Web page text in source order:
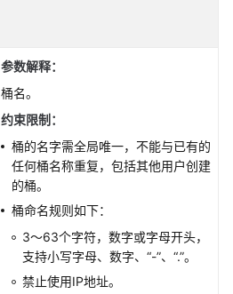
参数解释：
桶名。
约束限制：
桶的名字需全局唯一，不能与已有的
任何桶名称重复，包括其他用户创建
的桶。
桶命名规则如下：
3～63个字符，数字或字母开头，
支持小写字母、数字、“-”、“.”。
禁止使用IP地址。